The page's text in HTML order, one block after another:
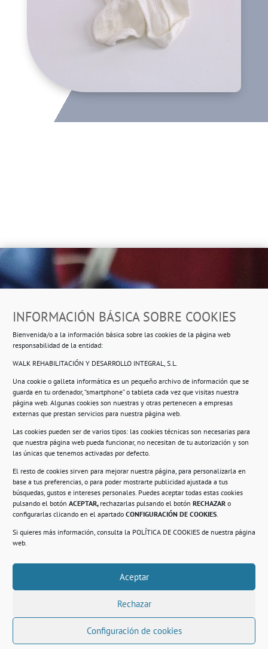
INFORMACIÓN BÁSICA SOBRE COOKIES
Bienvenida/o a la información básica sobre las cookies de la página web
responsabilidad de la entidad:
WALK REHABILITACIÓN Y DESARROLLO INTEGRAL, S.L.
Una cookie o galleta informática es un pequeño archivo de información que se
guarda en tu ordenador, “smartphone” o tableta cada vez que visitas nuestra
página web. Algunas cookies son nuestras y otras pertenecen a empresas
externas que prestan servicios para nuestra página web.
Las cookies pueden ser de varios tipos: las cookies técnicas son necesarias para
que nuestra página web pueda funcionar, no necesitan de tu autorización y son
las únicas que tenemos activadas por defecto.
El resto de cookies sirven para mejorar nuestra página, para personalizarla en
base a tus preferencias, o para poder mostrarte publicidad ajustada a tus
búsquedas, gustos e intereses personales. Puedes aceptar todas estas cookies
pulsando el botón ACEPTAR, rechazarlas pulsando el botón RECHAZAR o
configurarlas clicando en el apartado CONFIGURACIÓN DE COOKIES.
Si quieres más información, consulta la POLÍTICA DE COOKIES de nuestra página
web.
Aceptar
Rechazar
Configuración de cookies
Ropero Solidario de Usera
Beasáin 25-33posterior, local 3 – 28041 Madrid
Información
Compromiso con la protección de datos
Política de Cookies.
© 2021. Realizado en el Centro de Rehabilitación